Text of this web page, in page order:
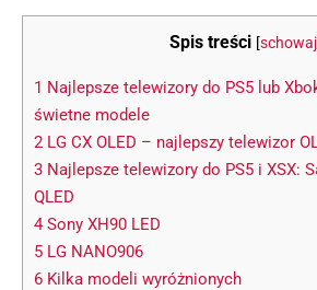
Spis treści [schowaj
1 Najlepsze telewizory do PS5 lub
świetne modele
2 LG CX OLED – najlepszy telewizor
3 Najlepsze telewizory do PS5 i XSX:
QLED
4 Sony XH90 LED
5 LG NANO906
6 Kilka modeli wyróżnionych